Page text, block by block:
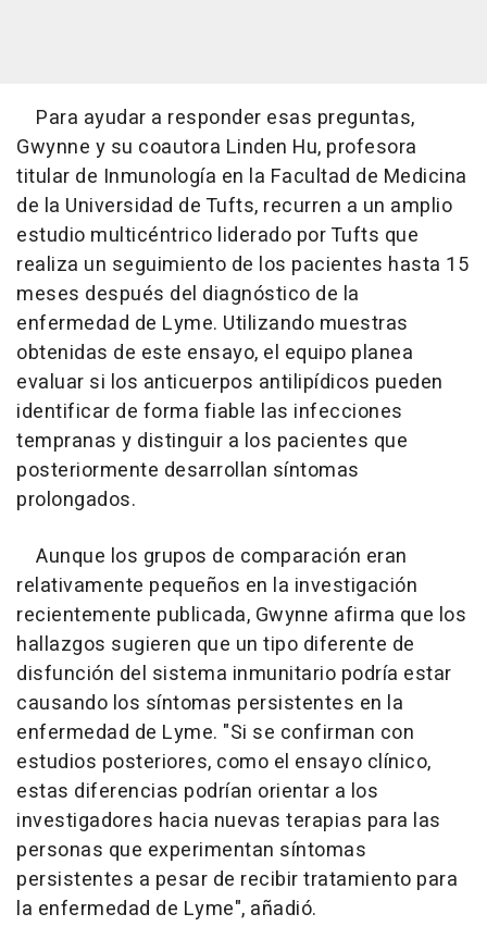
Para ayudar a responder esas preguntas,
Gwynne y su coautora Linden Hu, profesora
titular de Inmunología en la Facultad de Medicina
de la Universidad de Tufts, recurren a un amplio
estudio multicéntrico liderado por Tufts que
realiza un seguimiento de los pacientes hasta 15
meses después del diagnóstico de la
enfermedad de Lyme. Utilizando muestras
obtenidas de este ensayo, el equipo planea
evaluar si los anticuerpos antilipídicos pueden
identificar de forma fiable las infecciones
tempranas y distinguir a los pacientes que
posteriormente desarrollan síntomas
prolongados.
Aunque los grupos de comparación eran
relativamente pequeños en la investigación
recientemente publicada, Gwynne afirma que los
hallazgos sugieren que un tipo diferente de
disfunción del sistema inmunitario podría estar
causando los síntomas persistentes en la
enfermedad de Lyme. "Si se confirman con
estudios posteriores, como el ensayo clínico,
estas diferencias podrían orientar a los
investigadores hacia nuevas terapias para las
personas que experimentan síntomas
persistentes a pesar de recibir tratamiento para
la enfermedad de Lyme", añadió.